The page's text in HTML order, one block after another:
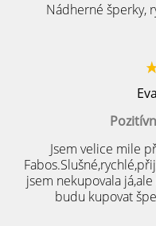
Nádherné šperky,
Jsem velice mile
jsem nekupovala
budu kupovat